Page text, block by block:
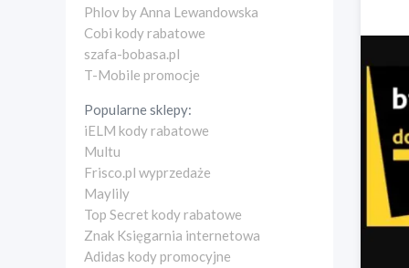
Phlov by Anna Lewandowska
Cobi kody rabatowe
szafa-bobasa.pl
T-Mobile promocje
Popularne sklepy:
iELM kody rabatowe
Multu
Frisco.pl wyprzedaże
Maylily
Top Secret kody rabatowe
Znak Księgarnia internetowa
Adidas kody promocyjne